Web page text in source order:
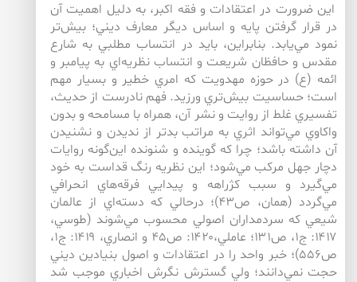
اين ضرورت در اعتقادات و فقه اكبر، به دليل اهميت آن
در قرار گرفتن پايه و اساس ديگر معارف ديني؛ بيش‌‌تر
نمود مي‌يابد. بنابراين، بايد در انتساب مطلبي به شارع
مقدس و حافظان شريعت و انتساب نظريه‌اي به پيامبر و
ائمه (ع) در حوزه مهدويت كه امري خطير و بسيار مهم
است؛ حساسيت بيش‌تري ورزيد. فهم نادرست از حديث،
تفسيري غلط از روايت و نشر آن، همراه با مسامحه و بدون
واكاوي مي‌تواند اثري به مراتب بدتر از نديدن و نشنيدن
آن داشته باشد؛ چرا كه گوينده و شنونده اين‌گونه روايات
دچار جهل مركب مي‌شود؛ اين نظريه رنگ قداست به خود
مي‌گيرد و سبب كژراهه و پيدايي فرقه‌هاي انحرافي
مي‌گردد (همان، ص۴۳)؛ درحالي كه دسته‌اي از عالمان
شيعي كه سردمداران اصولي محسوب مي‌شوند (طوسي،
۱۴۱۷: ج۱، ص۱۳۱؛ عاملي،۱۴۲۰: ص۴۵ و انصاري، ۱۴۱۹: ج۱،
ص۵۵۶)؛ خبر واحد را در اعتقادات و اصول بنيادين ديني
حجت نمي‌دانند؛ ولي گسترش نگرش اخباري موجب شد